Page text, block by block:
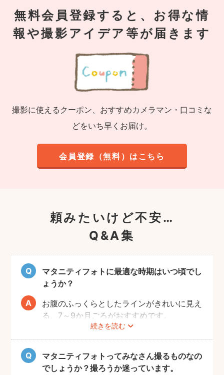
無料会員登録すると、お得な情
報や撮影アイデア等が届きます
撮影に使えるクーポン、おすすめカメラマン・口コミな
どをいち早くお届け。
会員登録（無料）はこちら
頼みたいけど不安…
Q&A集
マタニティフォトに最適な時期はいつ頃でし
ょうか？
続きを読む
お腹のふっくらとしたラインがきれいに見え
る、7～9か月ごろがおすすめです。
赤ちゃんが出産予定日よりも早く誕生するこ
ともありますので、臨月までの撮影をご検討
いただければと思います。
マタニティフォトってみなさん撮るものなの
でしょうか？撮ろうか迷っています。